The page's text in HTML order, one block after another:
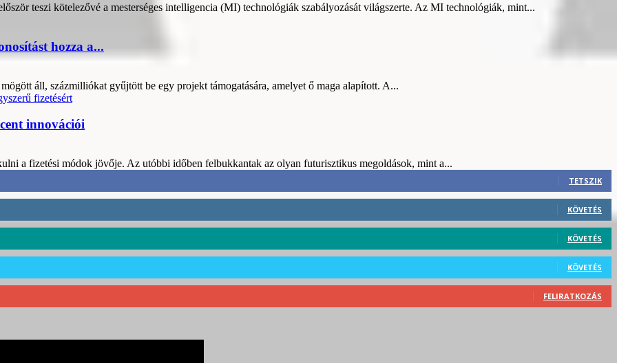
teszi kötelezővé a mesterséges intelligencia (MI) technológiák szabályozását világszerte. Az MI technológiák, mint...
hozza a...
áll, százmilliókat gyűjtött be egy projekt támogatására, amelyet ő maga alapított. A...
innovációi
a fizetési módok jövője. Az utóbbi időben felbukkantak az olyan futurisztikus megoldások, mint a...
TETSZIK
KÖVETÉS
KÖVETÉS
KÖVETÉS
FELIRATKOZÁS